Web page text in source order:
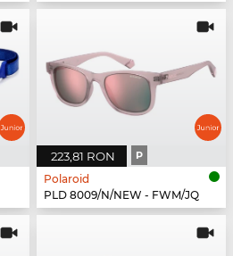
223,81 RON P
Polaroid
PLD 8009/N/NEW - FWM/JQ